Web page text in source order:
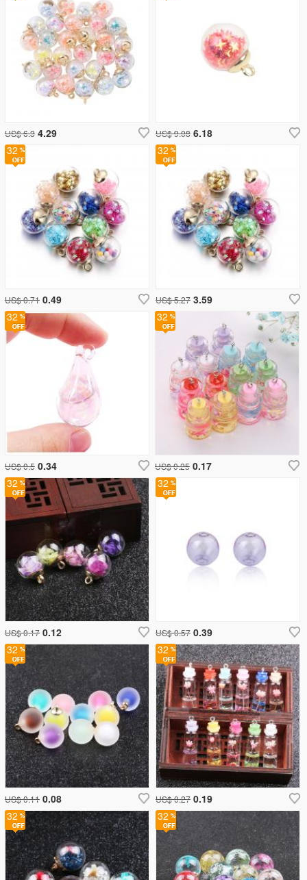
US$ 6.3 4.29 US$ 9.08 6.18
32
US$ 5.27 3.59
32
US$ 0.71 0.49
32
US$ 0.5 0.34
32
US$ 0.57 0.39
32
US$ 0.25 0.17
32
US$ 0.17 0.12
32
US$ 0.11 0.08
32
32
32
US$ 0.27 0.19